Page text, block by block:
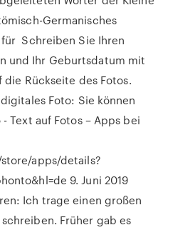
Germanisches
Schreiben Sie Ihren
und Ihr Geburtsdatum mit
Rückseite des Fotos.
Foto: Sie können
Text auf Fotos – Apps bei
apps/details?
9. Juni 2019
Ich trage einen großen
Früher gab es